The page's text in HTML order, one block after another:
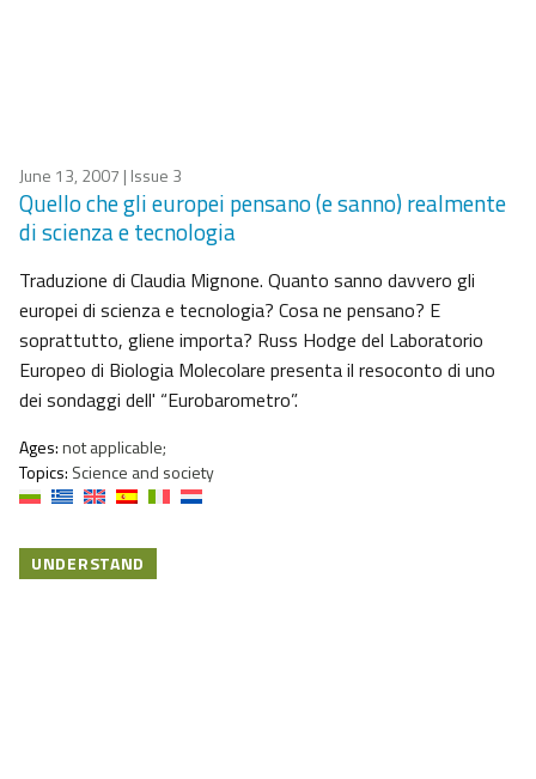
June 13, 2007 | Issue 3
Quello che gli europei pensano (e sanno) realmente
di scienza e tecnologia
Traduzione di Claudia Mignone. Quanto sanno davvero gli
europei di scienza e tecnologia? Cosa ne pensano? E
soprattutto, gliene importa? Russ Hodge del Laboratorio
Europeo di Biologia Molecolare presenta il resoconto di uno
dei sondaggi dell' “Eurobarometro”.
Ages:not applicable;
Topics: Science and society
UNDERSTAND